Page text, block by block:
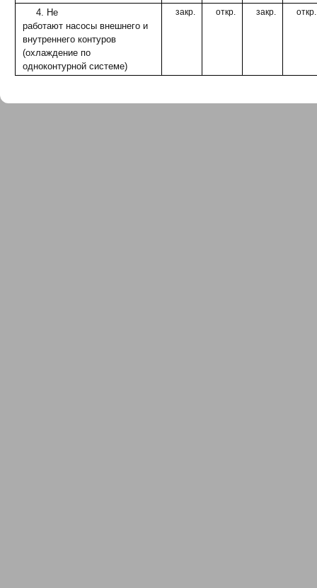
4. Не
работают насосы внешнего и
внутреннего контуров
(охлаждение по
одноконтурной системе)
закр. откр. закр. откр.